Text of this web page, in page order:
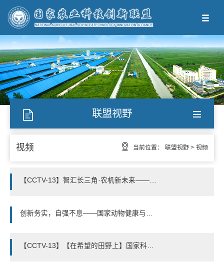
联盟视野
视频 当前位置： 联盟视野 > 视频
【CCTV-13】智汇长三角·农机新未来——长三角智能农机装备科技创新联合体（联盟）在镇江成立